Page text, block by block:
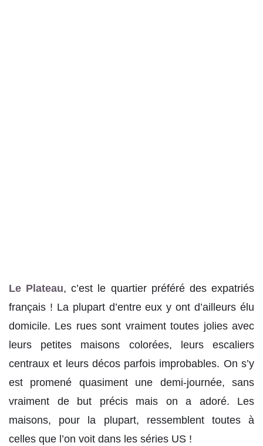
Le Plateau, c’est le quartier préféré des expatriés
français ! La plupart d’entre eux y ont d’ailleurs élu
domicile. Les rues sont vraiment toutes jolies avec
leurs petites maisons colorées, leurs escaliers
centraux et leurs décos parfois improbables. On s’y
est promené quasiment une demi-journée, sans
vraiment de but précis mais on a adoré. Les
maisons, pour la plupart, ressemblent toutes à
celles que l’on voit dans les séries US !